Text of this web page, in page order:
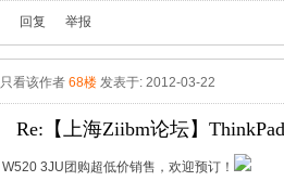
回复 举报
只看该作者 68楼 发表于: 2012-03-22
Re:【上海Ziibm论坛】
W520 3JU团购超低价销售，欢迎预订！